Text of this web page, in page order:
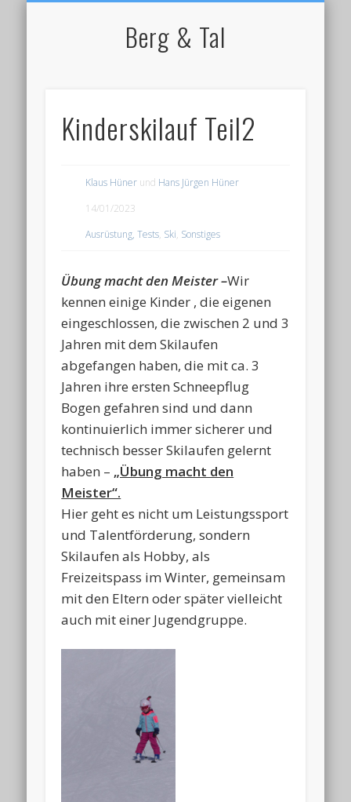
Berg & Tal
Kinderskilauf Teil2
Klaus Hüner und Hans Jürgen Hüner
14/01/2023
Ausrüstung, Tests, Ski, Sonstiges
Übung macht den Meister –Wir
kennen einige Kinder , die eigenen
eingeschlossen, die zwischen 2 und 3
Jahren mit dem Skilaufen
abgefangen haben, die mit ca. 3
Jahren ihre ersten Schneepflug
Bogen gefahren sind und dann
kontinuierlich immer sicherer und
technisch besser Skilaufen gelernt
haben – „Übung macht den
Meister“.
Hier geht es nicht um Leistungssport
und Talentförderung, sondern
Skilaufen als Hobby, als
Freizeitspass im Winter, gemeinsam
mit den Eltern oder später vielleicht
auch mit einer Jugendgruppe.